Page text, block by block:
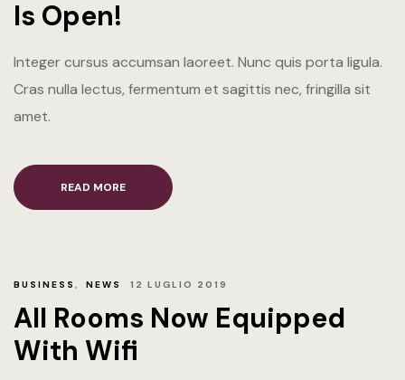
Is Open!
Integer cursus accumsan laoreet. Nunc quis porta ligula.
Cras nulla lectus, fermentum et sagittis nec, fringilla sit
amet.
READ MORE
BUSINESS , NEWS 12 LUGLIO 2019
All Rooms Now Equipped
With Wifi